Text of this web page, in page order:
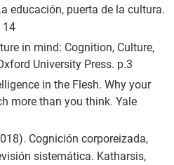
educación, puerta de la cultura.
14
in mind: Cognition, Culture,
University Press. p.3
in the Flesh. Why your
more than you think. Yale
Cognición corporeizada,
sistemática. Katharsis,